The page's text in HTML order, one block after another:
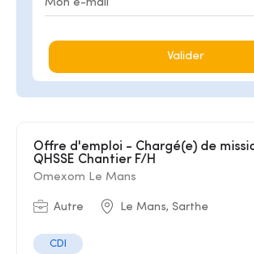
Valider
Offre d'emploi - Chargé(e) de mission
QHSSE Chantier F/H
Omexom Le Mans
Autre Le Mans, Sarthe
CDI